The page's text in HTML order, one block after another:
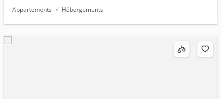
Appartements
Hébergements